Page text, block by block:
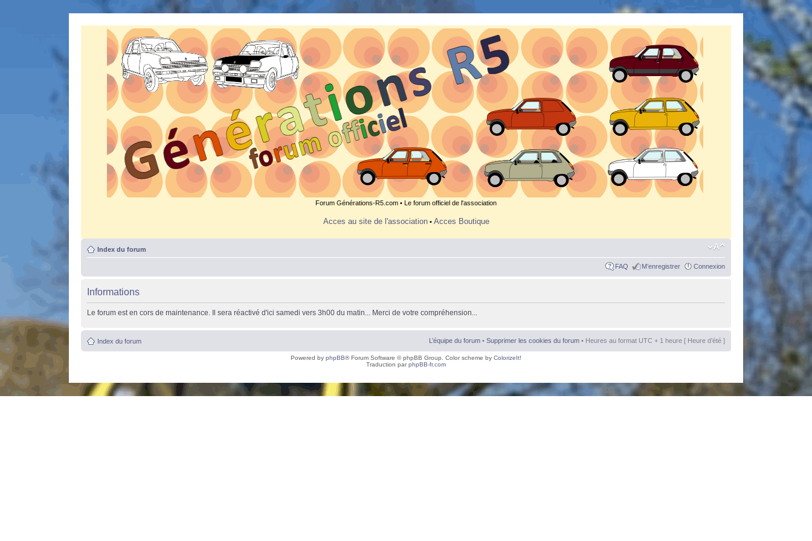
Forum Générations-R5.com • Le forum officiel de l'association
Acces au site de l'association• Acces Boutique
Index du forum
FAQ M’enregistrer Connexion
Informations
Le forum est en cors de maintenance. Il sera réactivé d'ici samedi vers 3h00 du matin... Merci de votre compréhension...
Index du forum L’équipe du forum• Supprimer les cookies du forum• Heures au format UTC + 1 heure [ Heure d’été ]
Powered by phpBB® Forum Software © phpBB Group. Color scheme by ColorizeIt!
Traduction parphpBB-fr.com